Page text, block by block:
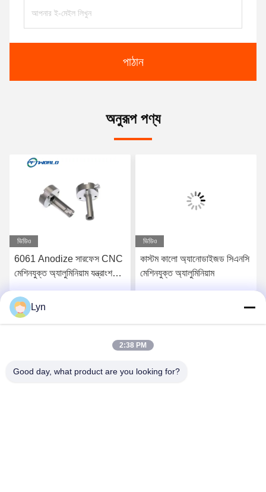
পাঠান
অনুরূপ পণ্য
ভিডিও
6061 Anodize সারফেস CNC
মেশিনযুক্ত অ্যালুমিনিয়াম যন্ত্রাংশ
ভিডিও
কাস্টম কালো অ্যানোডাইজড সিএনসি
মেশিনযুক্ত অ্যালুমিনিয়াম
Lyn
2:38 PM
Good day, what product are you looking for?